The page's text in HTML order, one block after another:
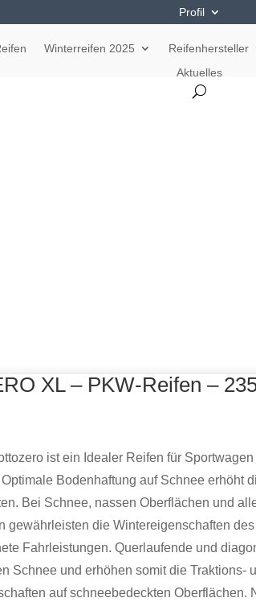
Profil
Winterreifen 2025 Reifenhersteller
Aktuelles
XL – PKW-Reifen –
ist ein Idealer Reifen für
Bodenhaftung auf Schnee erhöht
Bei Schnee, nassen Oberflächen und
gewährleisten die Wintereigenschaften
Fahrleistungen. Querlaufende und
Schnee und erhöhen somit die Traktions-
auf schneebedeckten Oberflächen.